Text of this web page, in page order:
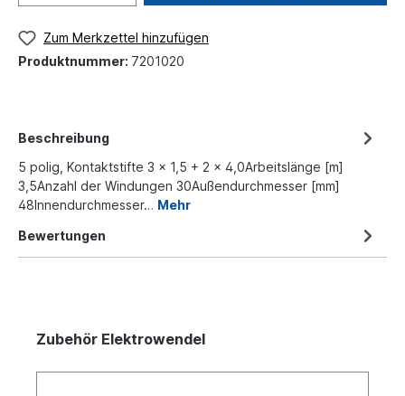
Zum Merkzettel hinzufügen
Produktnummer: 7201020
Beschreibung
5 polig, Kontaktstifte 3 x 1,5 + 2 x 4,0Arbeitslänge [m]
3,5Anzahl der Windungen 30Außendurchmesser [mm]
48Innendurchmesser… Mehr
Bewertungen
Zubehör Elektrowendel